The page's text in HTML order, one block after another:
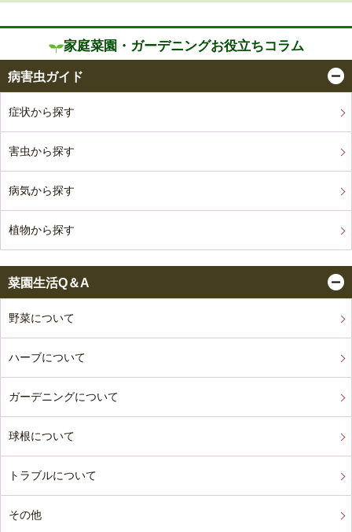
家庭菜園・ガーデニングお役立ちコラム
病害虫ガイド
症状から探す
害虫から探す
病気から探す
植物から探す
菜園生活Q＆A
野菜について
ハーブについて
ガーデニングについて
球根について
トラブルについて
その他